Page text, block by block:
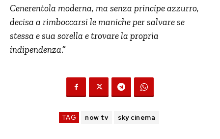
Cenerentola moderna, ma senza principe azzurro,
decisa a rimboccarsi le maniche per salvare se
stessa e sua sorella e trovare la propria
indipendenza.”
TAG now tv sky cinema